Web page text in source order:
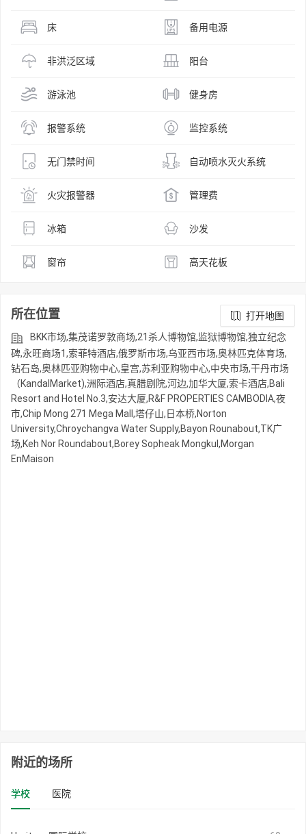
床 备用电源
非洪泛区域 阳台
游泳池 健身房
报警系统 监控系统
无门禁时间 自动喷水灭火系统
火灾报警器 管理费
冰箱 沙发
窗帘 高天花板
所在位置
打开地图
BKK市场,集茂诺罗敦商场,21杀人博物馆,监狱博物馆,独立纪念
碑,永旺商场1,索菲特酒店,俄罗斯市场,乌亚西市场,奥林匹克体育场,
钻石岛,奥林匹亚购物中心,皇宫,苏利亚购物中心,中央市场,干丹市场
（KandalMarket),洲际酒店,真腊剧院,河边,加华大厦,索卡酒店,Bali
Resort and Hotel No.3,安达大厦,R&F PROPERTIES CAMBODIA,夜
市,Chip Mong 271 Mega Mall,塔仔山,日本桥,Norton
University,Chroychangva Water Supply,Bayon Rounabout,TK广
场,Keh Nor Roundabout,Borey Sopheak Mongkul,Morgan
EnMaison
附近的场所
学校 医院